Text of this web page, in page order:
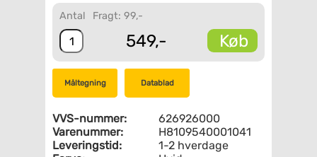
Antal Fragt: 99,-
549,- Køb
Måltegning Datablad
VVS-nummer:
626926000
Varenummer:
H8109540001041
Leveringstid:
1-2 hverdage